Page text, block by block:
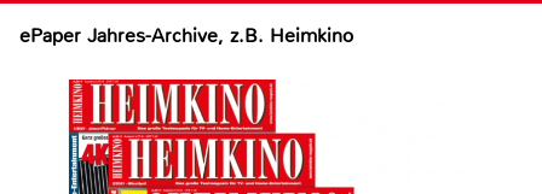
ePaper Jahres-Archive, z.B. Heimkino